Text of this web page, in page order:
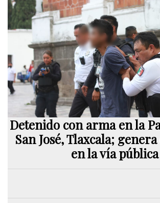
Detenido con arma en la
San José, Tlaxcala;
en la vía pública